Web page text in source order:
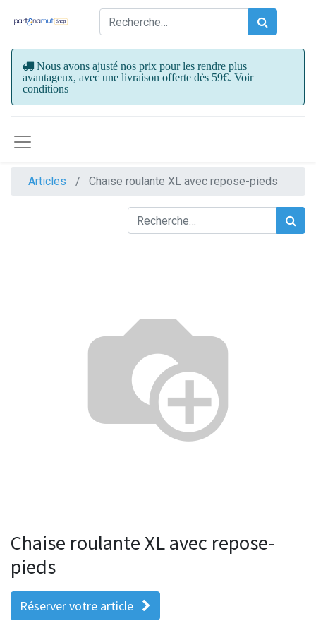
Nous avons ajusté nos prix pour les rendre plus
avantageux, avec une livraison offerte dès 59€. Voir
conditions
Articles Chaise roulante XL avec repose-pieds
Chaise roulante XL avec repose-
pieds
Réserver votre article